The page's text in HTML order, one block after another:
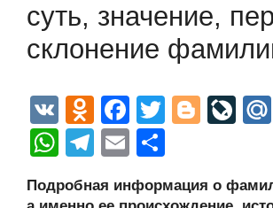
суть, значение,
склонение
V
K
O
d
n
o
F
a
c
e
T
er
Bl
g
Li
J
W
at
T
e
E
ail р
Подробная информация о